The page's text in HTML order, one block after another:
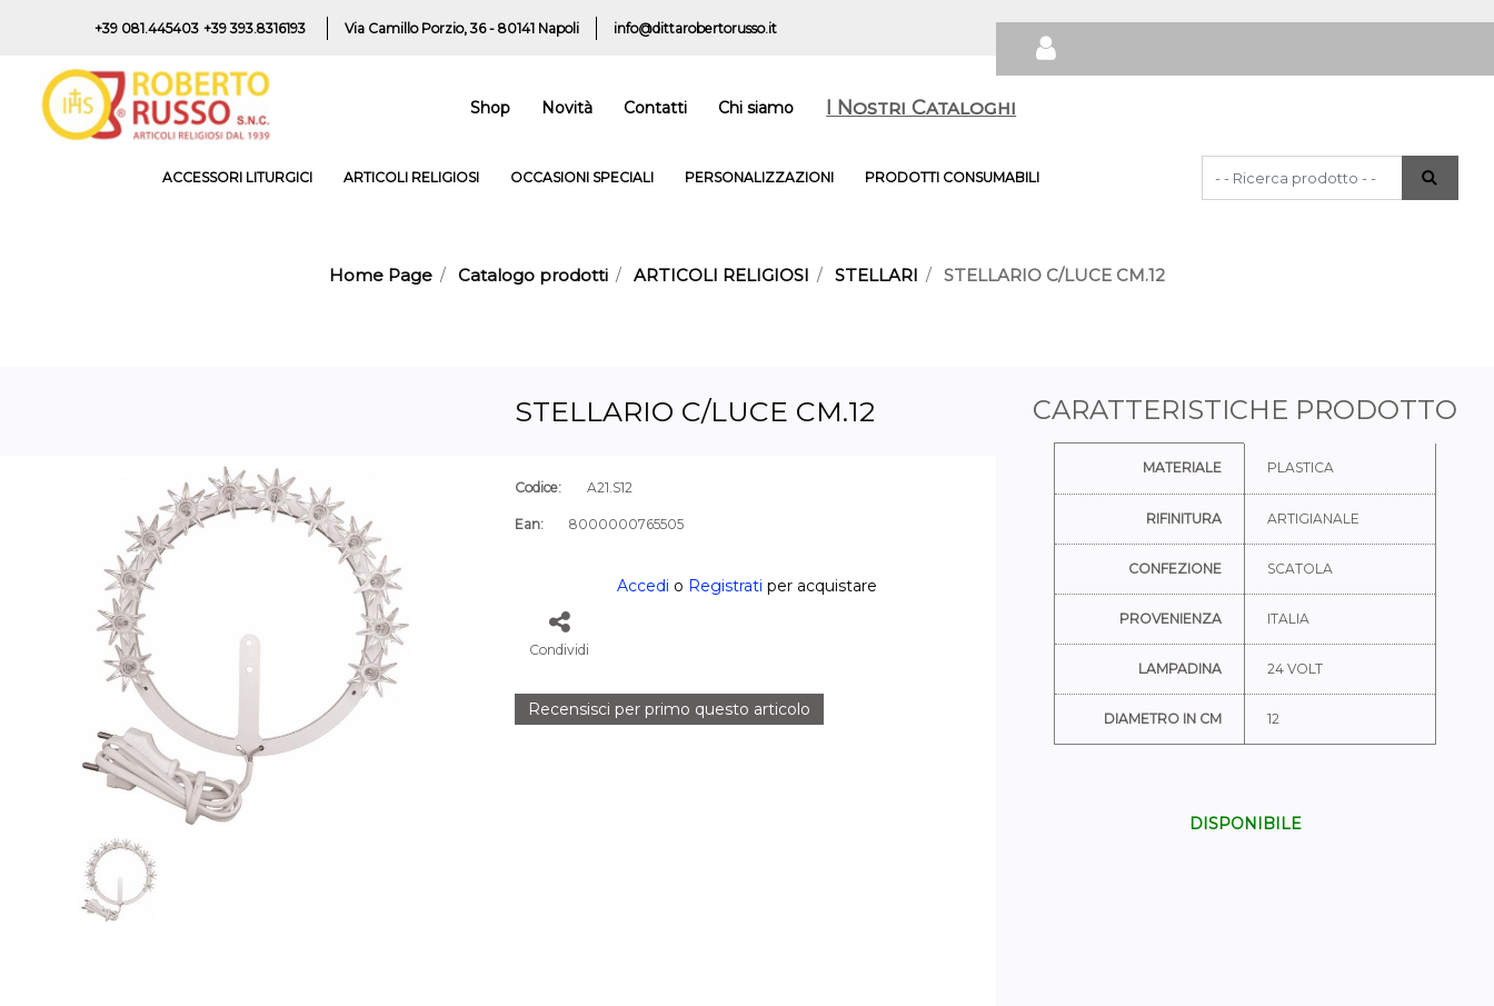
+39 081.445403 +39 393.8316193 Via Camillo Porzio, 36 - 80141 Napoli info@dittarobertorusso.it
Shop Novità Contatti Chi siamo I Nostri Cataloghi
ACCESSORI LITURGICI ARTICOLI RELIGIOSI OCCASIONI SPECIALI PERSONALIZZAZIONI PRODOTTI CONSUMABILI
La modifica di un filtro aggiorna
Home Page Catalogo prodotti ARTICOLI RELIGIOSI STELLARI STELLARIO C/LUCE CM.12
STELLARIO C/LUCE CM.12
Codice: A21.S12
Ean: 8000000765505
Accedi o Registrati per acquistare
Condividi
Recensisci per primo questo articolo
CARATTERISTICHE PRODOTTO
MATERIALE PLASTICA
RIFINITURA ARTIGIANALE
CONFEZIONE SCATOLA
PROVENIENZA ITALIA
LAMPADINA 24 VOLT
DIAMETRO IN CM 12
DISPONIBILE